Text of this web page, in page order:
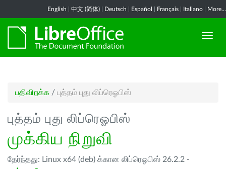
English 中文 (简体) Deutsch Español Français Italiano More...
பதிவிறக்க / புத்தம் புது லிப்ரெஓபிஸ்
புத்தம் புது லிப்ரெஓபிஸ்
முக்கிய நிறுவி
தேர்ந்தது: Linux x64 (deb) க்கான லிப்ரெஓபிஸ் 26.2.2 -